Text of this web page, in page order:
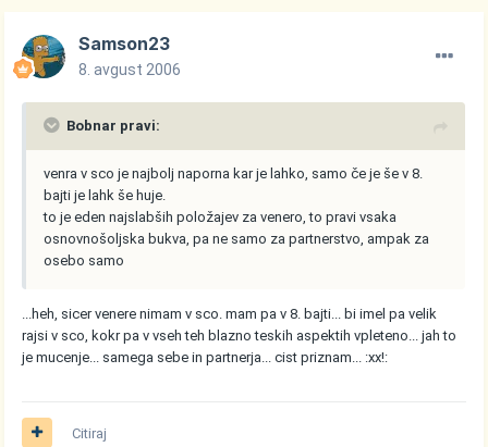
Samson23
8. avgust 2006
Bobnar pravi:
venra v sco je najbolj naporna kar je lahko, samo če je še v 8.
bajti je lahk še huje.
to je eden najslabših položajev za venero, to pravi vsaka
osnovnošoljska bukva, pa ne samo za partnerstvo, ampak za
osebo samo
...heh, sicer venere nimam v sco. mam pa v 8. bajti... bi imel pa velik
rajsi v sco, kokr pa v vseh teh blazno teskih aspektih vpleteno... jah to
je mucenje... samega sebe in partnerja... cist priznam... :xx!:
Citiraj